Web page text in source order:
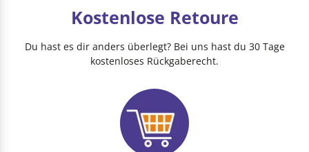
Kostenlose Retoure
Du hast es dir anders überlegt? Bei uns hast du 30 Tage
kostenloses Rückgaberecht.